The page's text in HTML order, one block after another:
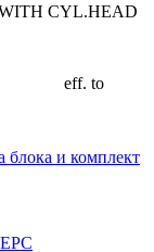
CYL.HEAD
eff. to
блока и комплект